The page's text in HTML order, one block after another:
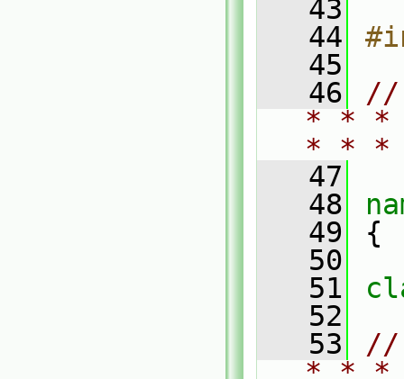
   43
   44
   45
   46
//
* * *
* *
   47
   48
   49
{
   50
   51
   52
   53
//
* * *